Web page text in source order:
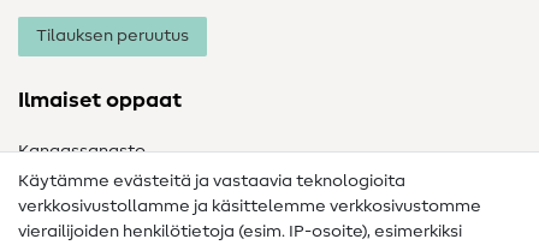
Tilauksen peruutus
Ilmaiset oppaat
Kangassanasto
Ompelusanasto
Ompeluohjeet
Käytämme evästeitä ja vastaavia teknologioita
verkkosivustollamme ja käsittelemme verkkosivustomme
vierailijoiden henkilötietoja (esim. IP-osoite), esimerkiksi